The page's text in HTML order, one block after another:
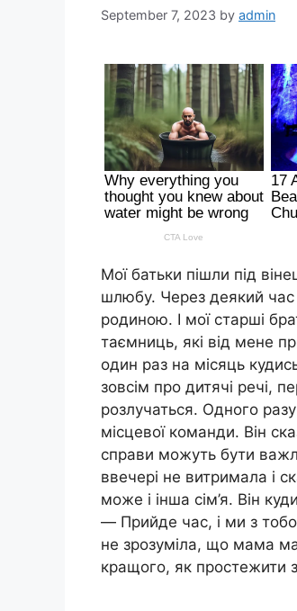
September 7, 2023 by admin
Мої батьки пішли під
шлюбу. Через деякий
родиною. І мої старші
таємниць, які від мене
один раз на місяць
зовсім про дитячі речі,
розлучаться. Одного
місцевої команди. Він
справи можуть бути
ввечері не витримала і
може і інша сім’я. Він
— Прийде час, і ми з
не зрозуміла, що мама
кращого, як простежити